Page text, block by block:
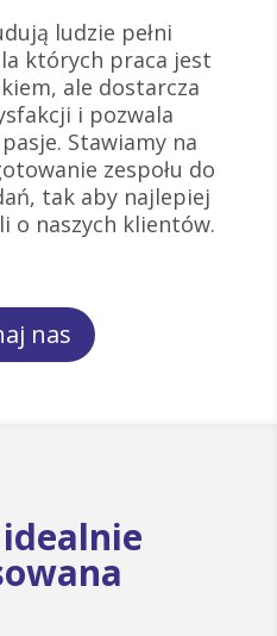
ludzie pełni
których praca jest
ale dostarcza
i pozwala
Stawiamy na
zespołu do
tak aby najlepiej
o naszych klientów.
nas